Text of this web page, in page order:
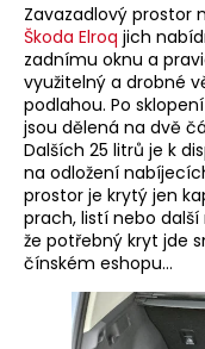
Zavazadlový prostor
Škoda Elroq jich
zadnímu oknu a
využitelný a drobné
podlahou. Po
jsou dělená na dvě
Dalších 25 litrů je k
na odložení
prostor je krytý jen
prach, listí nebo
že potřebný kryt jde
čínském eshopu…